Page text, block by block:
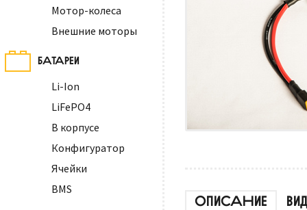
Мотор-колеса
Внешние моторы
БАТАРЕИ
Li-Ion
LiFePO4
В корпусе
Конфигуратор
Ячейки
BMS
ОПИСАНИЕ